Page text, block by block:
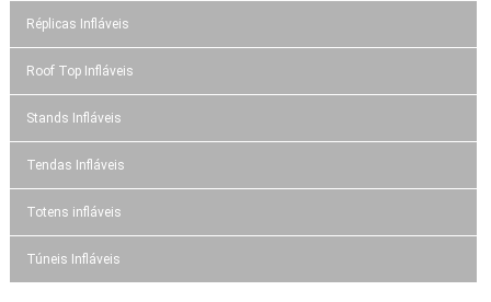
Réplicas Infláveis
Roof Top Infláveis
Stands Infláveis
Tendas Infláveis
Totens infláveis
Túneis Infláveis